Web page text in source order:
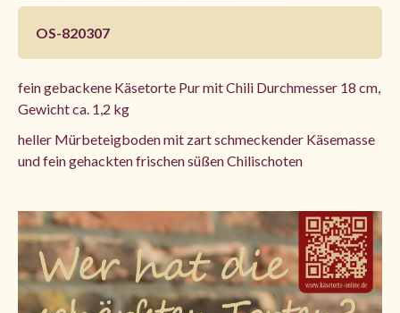
OS-820307
fein gebackene Käsetorte Pur mit Chili Durchmesser 18 cm,
Gewicht ca. 1,2 kg
heller Mürbeteigboden mit zart schmeckender Käsemasse
und fein gehackten frischen süßen Chilischoten